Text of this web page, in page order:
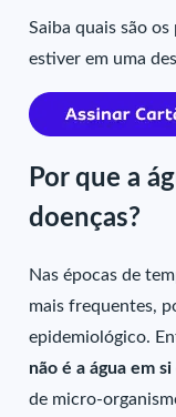
Saiba quais são
estiver em uma
Por que a
doenças?
Nas épocas de
mais frequentes,
epidemiológico.
não é a água em
de micro-